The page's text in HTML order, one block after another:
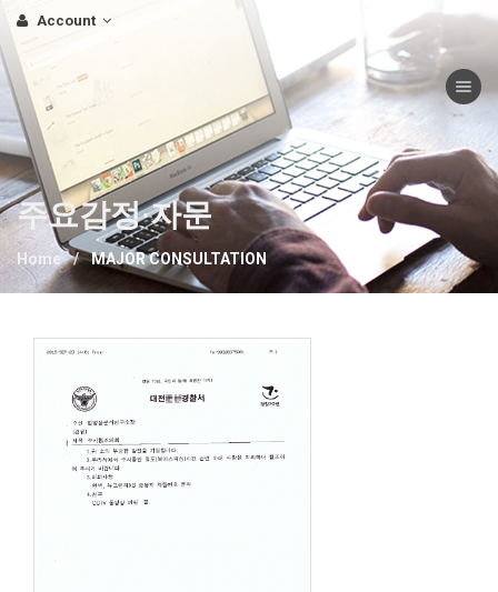
Account
Toggle
법영상분석연구소
주요감정·자문
Home MAJOR CONSULTATION